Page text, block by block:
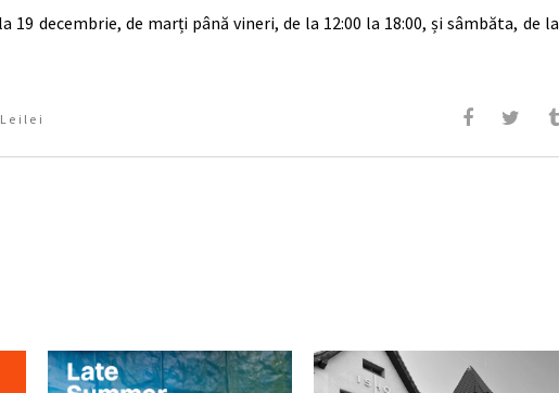
19 decembrie, de marți până vineri, de la 12:00 la 18:00, și sâmbăta, de la